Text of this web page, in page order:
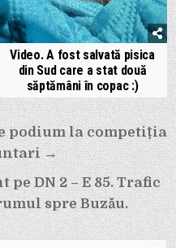
Video. A fost salvată pisica
din Sud care a stat două
săptămâni în copac :)
podium la competiția
→
pe DN 2 – E 85. Trafic
spre Buzău.